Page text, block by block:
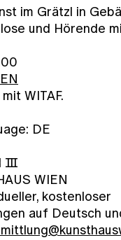
im Grätzl in
und Hörende
WITAF.
DE
Ⅲ
WIEN
kostenloser
auf Deutsch